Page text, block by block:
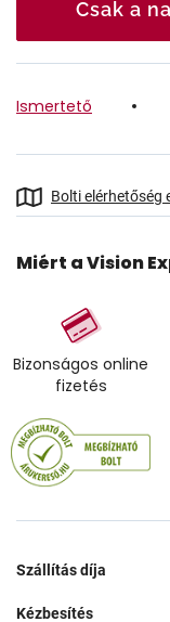
Csak a
Ismertető
Bolti elérhetőség
Miért a Vision
Bizonságos online
fizetés
Szállítás díja
Kézbesítés